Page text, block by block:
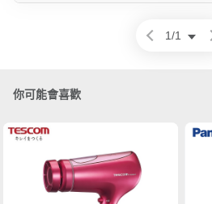
1/1
你可能會喜歡